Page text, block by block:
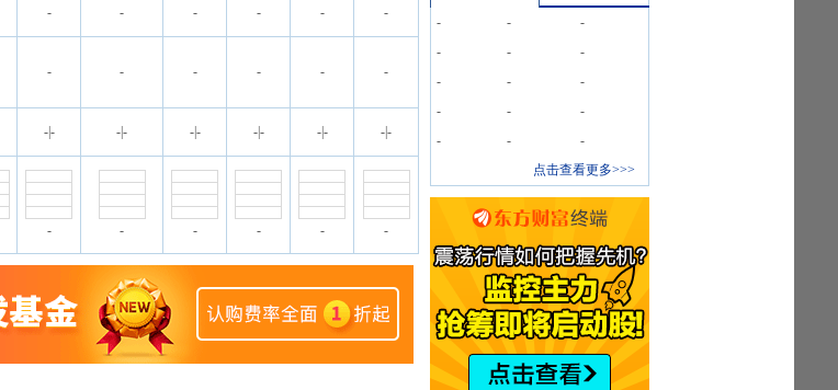
- - - - - -
- - - - - -
-|- -- -|- -|- -|- --
- - - - - -
- -
-
-
-
-
-
-
-
-
-
-
-
-
-
点击查看更多>>>